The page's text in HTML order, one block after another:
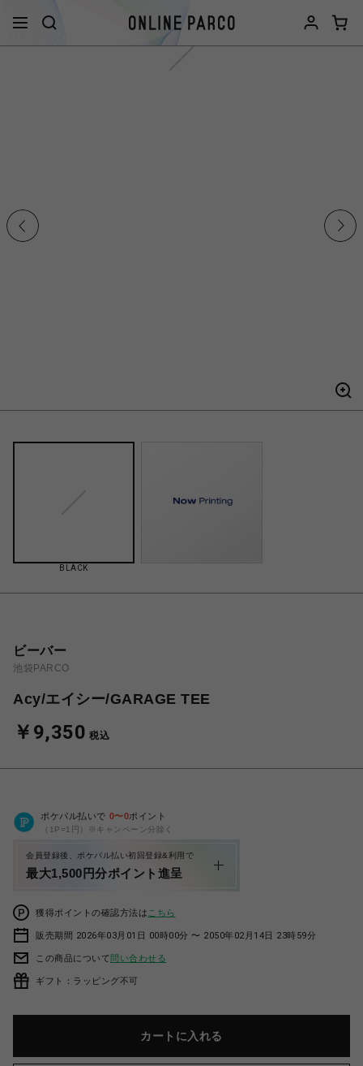
BLACK
ビーバー
池袋PARCO
Acy/エイシー/GARAGE TEE
￥9,350 税込
ポケパル払いで 0〜0ポイント
（1P=1円）※キャンペーン分除く
会員登録後、ポケパル払い初回登録&利用で
最大1,500円分ポイント進呈
獲得ポイントの確認方法は こちら
販売期間 2026年03月01日 00時00分 〜 2050年02月14日 23時59分
この商品について問い合わせる
ギフト：ラッピング不可
カートに入れる